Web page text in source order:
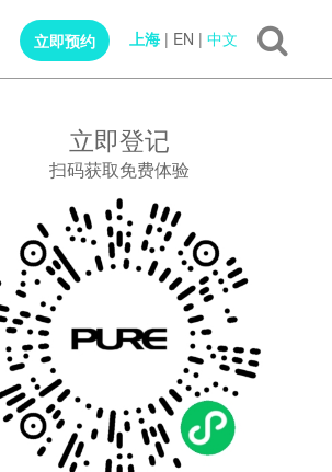
立即登记
扫码获取免费体验
EN | 中文
上海 |
立即预约